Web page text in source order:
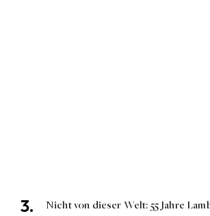
Nicht von dieser Welt: 55 Jahre